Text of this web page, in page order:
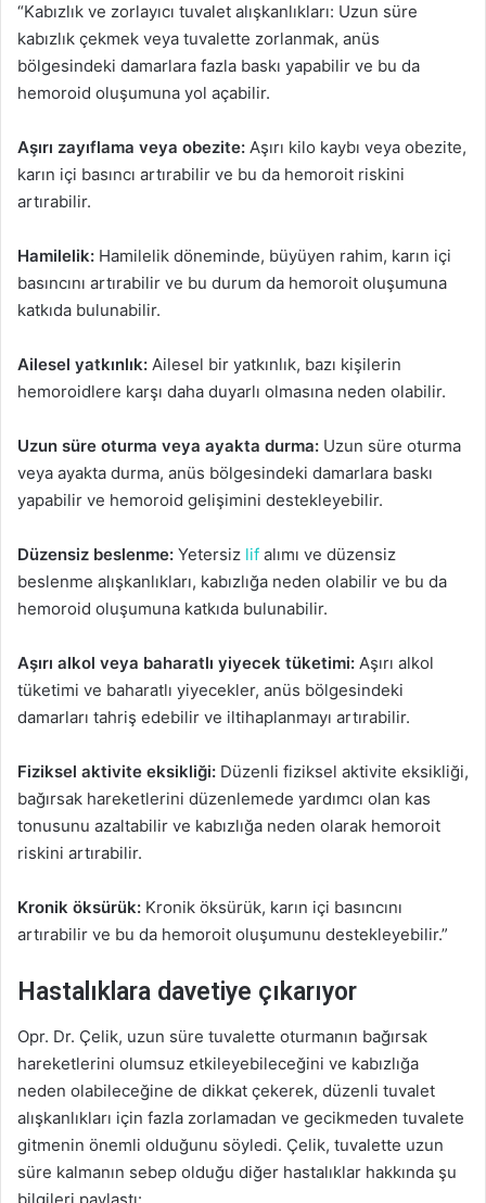
“Kabızlık ve zorlayıcı tuvalet alışkanlıkları: Uzun süre
kabızlık çekmek veya tuvalette zorlanmak, anüs
bölgesindeki damarlara fazla baskı yapabilir ve bu da
hemoroid oluşumuna yol açabilir.
Aşırı zayıflama veya obezite: Aşırı kilo kaybı veya obezite,
karın içi basıncı artırabilir ve bu da hemoroit riskini
artırabilir.
Hamilelik: Hamilelik döneminde, büyüyen rahim, karın içi
basıncını artırabilir ve bu durum da hemoroit oluşumuna
katkıda bulunabilir.
Ailesel yatkınlık: Ailesel bir yatkınlık, bazı kişilerin
hemoroidlere karşı daha duyarlı olmasına neden olabilir.
Uzun süre oturma veya ayakta durma: Uzun süre oturma
veya ayakta durma, anüs bölgesindeki damarlara baskı
yapabilir ve hemoroid gelişimini destekleyebilir.
Düzensiz beslenme: Yetersiz lif alımı ve düzensiz
beslenme alışkanlıkları, kabızlığa neden olabilir ve bu da
hemoroid oluşumuna katkıda bulunabilir.
Aşırı alkol veya baharatlı yiyecek tüketimi: Aşırı alkol
tüketimi ve baharatlı yiyecekler, anüs bölgesindeki
damarları tahriş edebilir ve iltihaplanmayı artırabilir.
Fiziksel aktivite eksikliği: Düzenli fiziksel aktivite eksikliği,
bağırsak hareketlerini düzenlemede yardımcı olan kas
tonusunu azaltabilir ve kabızlığa neden olarak hemoroit
riskini artırabilir.
Kronik öksürük: Kronik öksürük, karın içi basıncını
artırabilir ve bu da hemoroit oluşumunu destekleyebilir.”
Hastalıklara davetiye çıkarıyor
Opr. Dr. Çelik, uzun süre tuvalette oturmanın bağırsak
hareketlerini olumsuz etkileyebileceğini ve kabızlığa
neden olabileceğine de dikkat çekerek, düzenli tuvalet
alışkanlıkları için fazla zorlamadan ve gecikmeden tuvalete
gitmenin önemli olduğunu söyledi. Çelik, tuvalette uzun
süre kalmanın sebep olduğu diğer hastalıklar hakkında şu